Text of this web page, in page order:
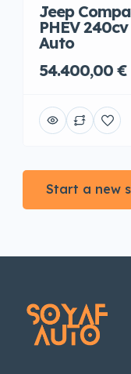
Jeep
PHEV
Auto
54.400,00 €
Start a new